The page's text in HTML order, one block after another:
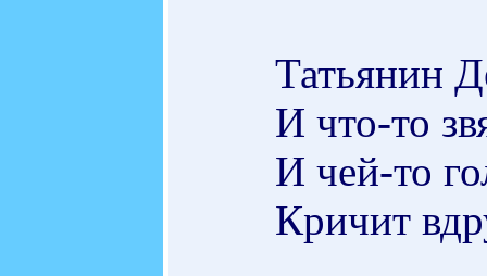
Татьянин
И что-то
И чей-то
Кричит